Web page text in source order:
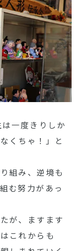
一度きりしか
くちゃ！」と
組み、逆境も
む努力があっ
が、ますます
これからも